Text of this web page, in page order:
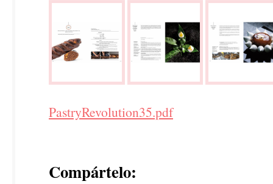
PastryRevolution35.pdf
Compártelo: